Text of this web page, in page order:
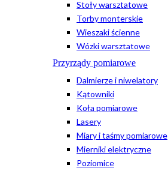
Stoły warsztatowe
Torby monterskie
Wieszaki ścienne
Wózki warsztatowe
Przyrządy pomiarowe
Dalmierze i niwelatory
Kątowniki
Koła pomiarowe
Lasery
Miary i taśmy pomiarowe
Mierniki elektryczne
Poziomice